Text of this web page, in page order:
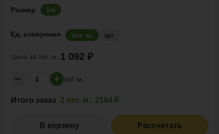
Размер 2м
Ед. измерения пог. м. шт
Цена за пог. м.:1 092 ₽
пог. м.
Итого заказ 2 пог. м.: 2184 ₽
В корзину Рассчитать